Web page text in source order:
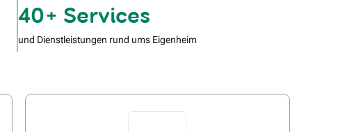
40+ Services
und Dienstleistungen rund ums Eigenheim